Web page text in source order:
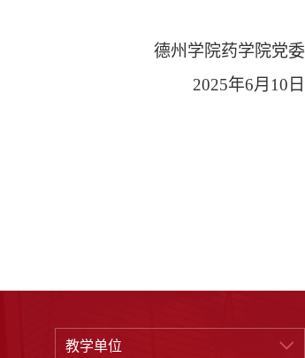
德州学院药学院党委
2025年6月 10 日
教学单位